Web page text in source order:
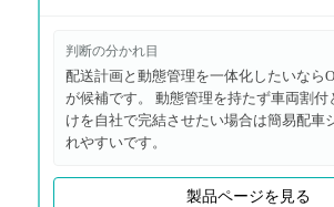
判断の分かれ目
配送計画と動態管理を一体化したいなら
が候補です。 動態管理を持たず車両割付
けを自社で完結させたい場合は簡易配車
れやすいです。
製品ページを見る